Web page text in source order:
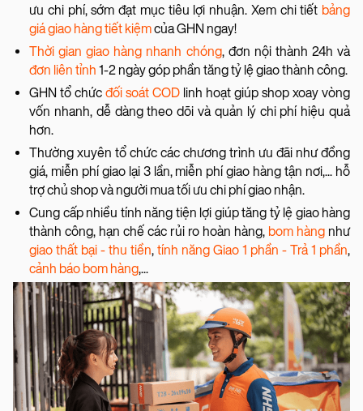
ưu chi phí, sớm đạt mục tiêu lợi nhuận. Xem chi tiết bảng
giá giao hàng tiết kiệmcủa GHN ngay!
Thời gian giao hàng nhanh chóng, đơn nội thành 24h và
đơn liên tỉnh 1-2 ngày góp phần tăng tỷ lệ giao thành công.
GHN tổ chức đối soát COD linh hoạt giúp shop xoay vòng
vốn nhanh, dễ dàng theo dõi và quản lý chi phí hiệu quả
hơn.
Thường xuyên tổ chức các chương trình ưu đãi như đồng
giá, miễn phí giao lại 3 lần, miễn phí giao hàng tận nơi,... hỗ
trợ chủ shop và người mua tối ưu chi phí giao nhận.
Cung cấp nhiều tính năng tiện lợi giúp tăng tỷ lệ giao hàng
thành công, hạn chế các rủi ro hoàn hàng, bom hàng như
giao thất bại - thu tiền, tính năng Giao 1 phần - Trả 1 phần,
cảnh báo bom hàng,...